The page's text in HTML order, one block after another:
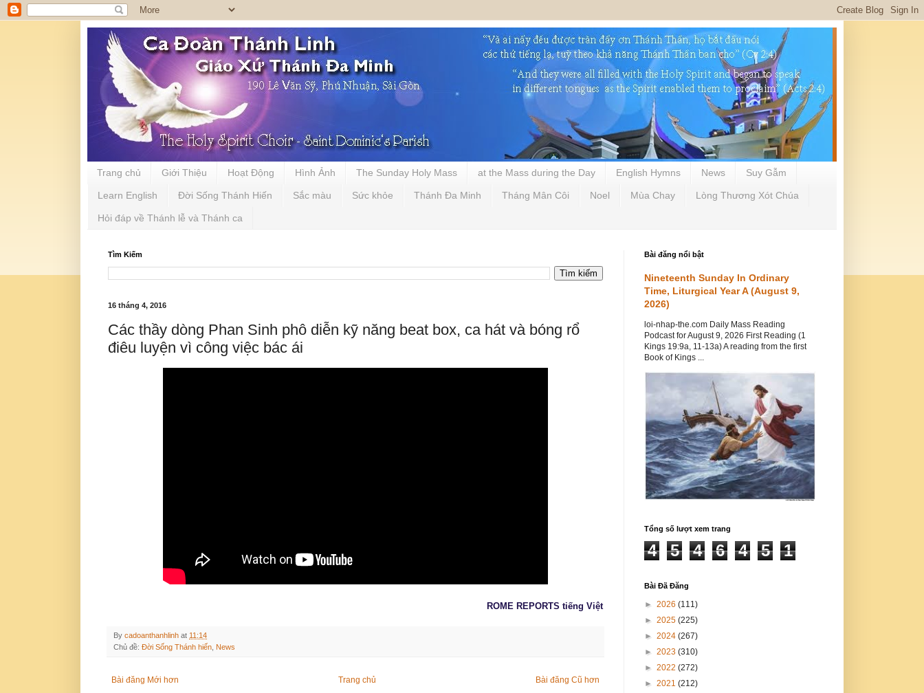
Trang chủ Giới Thiệu Hoạt Động Hình Ảnh The Sunday Holy Mass at the Mass during the Day English Hymns News Suy Gẫm
Learn English Đời Sống Thánh Hiến Sắc màu Sức khỏe Thánh Đa Minh Tháng Mân Côi Noel Mùa Chay Lòng Thương Xót Chúa
Hỏi đáp về Thánh lễ và Thánh ca
Tìm Kiếm
16 tháng 4, 2016
Các thầy dòng Phan Sinh phô diễn kỹ năng beat box, ca hát và bóng rổ
điêu luyện vì công việc bác ái
ROME REPORTS tiếng Việt
By cadoanthanhlinh at 11:14
Chủ đề: Đời Sống Thánh hiến News
Bài đăng Mới hơn Bài đăng Cũ hơn
Trang chủ
Bài đăng nổi bật
Nineteenth Sunday In Ordinary
Time, Liturgical Year A (August 9,
2026)
loi-nhap-the.com Daily Mass Reading
Podcast for August 9, 2026 First Reading (1
Kings 19:9a, 11-13a) A reading from the first
Book of Kings ...
Tổng số lượt xem trang
4 5 4 6 4 5 1
Bài Đã Đăng
► 2026 (111)
► 2025 (225)
► 2024 (267)
► 2023 (310)
► 2022 (272)
► 2021 (212)